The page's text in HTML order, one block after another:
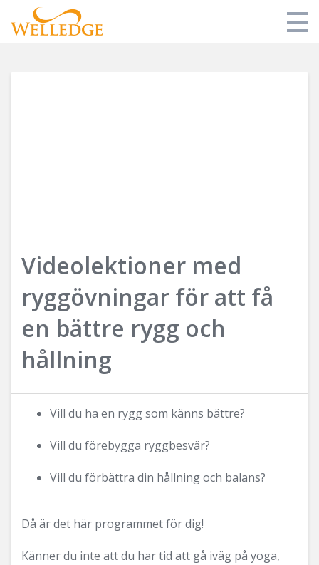
Videolektioner med
ryggövningar för att få
en bättre rygg och
hållning
Vill du ha en rygg som känns bättre?
Vill du förebygga ryggbesvär?
Vill du förbättra din hållning och balans?
Då är det här programmet för dig!
Känner du inte att du har tid att gå iväg på yoga,